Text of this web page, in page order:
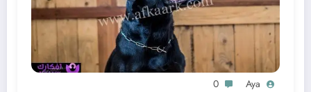
Aya
0